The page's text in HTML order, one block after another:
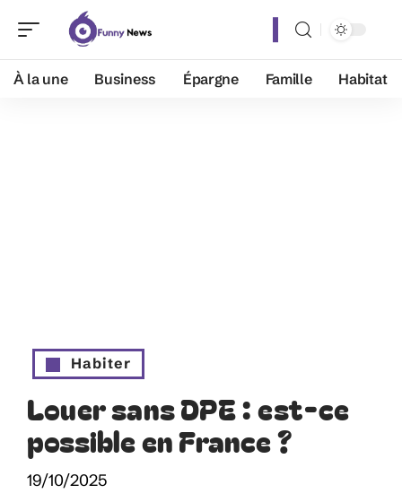
À la une Business Épargne Famille Habitat
Habiter
Louer sans DPE : est-ce
possible en France ?
19/10/2025